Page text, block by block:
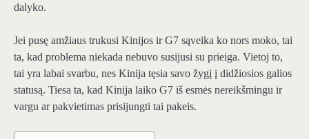
dalyko.
Jei pusę amžiaus trukusi Kinijos ir G7 sąveika ko nors moko, tai
ta, kad problema niekada nebuvo susijusi su prieiga. Vietoj to,
tai yra labai svarbu, nes Kinija tęsia savo žygį į didžiosios galios
statusą. Tiesa ta, kad Kinija laiko G7 iš esmės nereikšmingu ir
vargu ar pakvietimas prisijungti tai pakeis.